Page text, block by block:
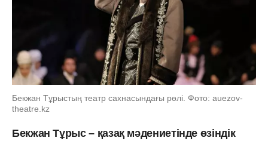
Бекжан Тұрыстың театр сахнасындағы рөлі. Фото: auezov-
theatre.kz
Бекжан Тұрыс – қазақ мәдениетінде өзіндік